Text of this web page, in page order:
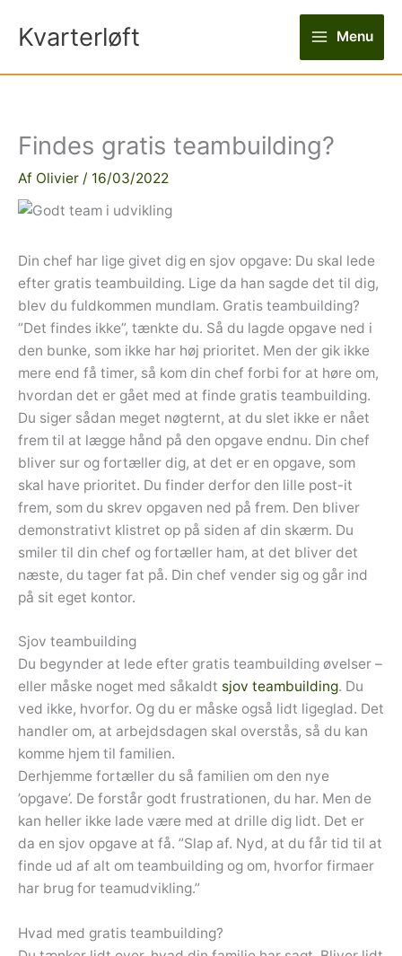
Kvarterløft Menu
Findes gratis teambuilding?
Af Olivier / 16/03/2022
Din chef har lige givet dig en sjov opgave: Du skal lede
efter gratis teambuilding. Lige da han sagde det til dig,
blev du fuldkommen mundlam. Gratis teambuilding?
”Det findes ikke”, tænkte du. Så du lagde opgave ned i
den bunke, som ikke har høj prioritet. Men der gik ikke
mere end få timer, så kom din chef forbi for at høre om,
hvordan det er gået med at finde gratis teambuilding.
Du siger sådan meget nøgternt, at du slet ikke er nået
frem til at lægge hånd på den opgave endnu. Din chef
bliver sur og fortæller dig, at det er en opgave, som
skal have prioritet. Du finder derfor den lille post-it
frem, som du skrev opgaven ned på frem. Den bliver
demonstrativt klistret op på siden af din skærm. Du
smiler til din chef og fortæller ham, at det bliver det
næste, du tager fat på. Din chef vender sig og går ind
på sit eget kontor.
Sjov teambuilding
Du begynder at lede efter gratis teambuilding øvelser –
eller måske noget med såkaldt sjov teambuilding. Du
ved ikke, hvorfor. Og du er måske også lidt ligeglad. Det
handler om, at arbejdsdagen skal overstås, så du kan
komme hjem til familien.
Derhjemme fortæller du så familien om den nye
’opgave’. De forstår godt frustrationen, du har. Men de
kan heller ikke lade være med at drille dig lidt. Det er
da en sjov opgave at få. ”Slap af. Nyd, at du får tid til at
finde ud af alt om teambuilding og om, hvorfor firmaer
har brug for teamudvikling.”
Hvad med gratis teambuilding?